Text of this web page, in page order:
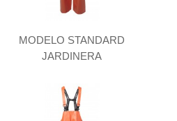
MODELO STANDARD
JARDINERA